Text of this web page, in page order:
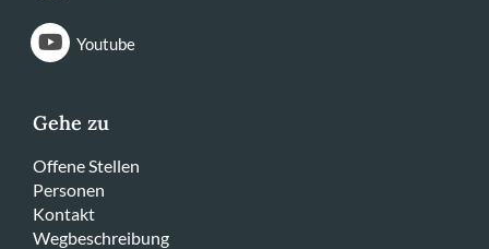
Youtube
Gehe zu
Offene Stellen
Personen
Kontakt
Wegbeschreibung